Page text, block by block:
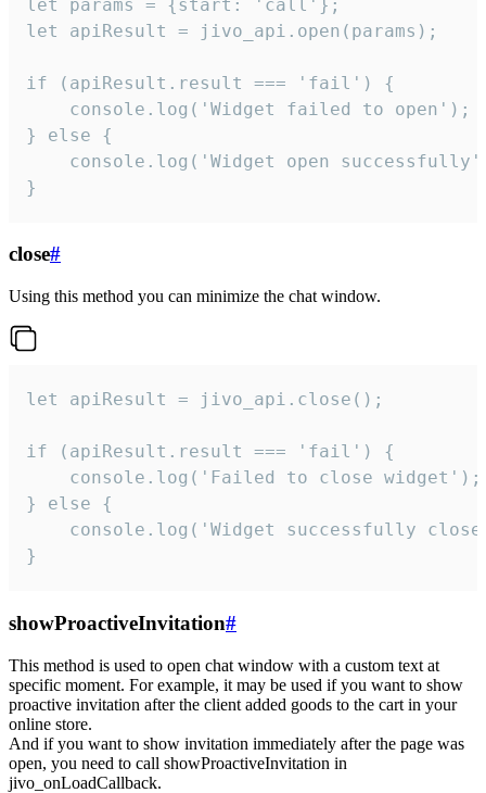
let params = {start: 'call'};
let apiResult = jivo_api.open(params);
if (apiResult.result === 'fail') {
    console.log('Widget failed to open');
} else {
console.log('Widget open
}
close#
Using this method you can minimize the chat window.
let apiResult = jivo_api.close();
if (apiResult.result === 'fail') {
    console.log('Failed to close widget');
} else {
console.log('Widget successfully
}
showProactiveInvitation#
This method is used to open chat window with a custom text at
specific moment. For example, it may be used if you want to show
proactive invitation after the client added goods to the cart in your
online store.
And if you want to show invitation immediately after the page was
open, you need to call showProactiveInvitation in
jivo_onLoadCallback.